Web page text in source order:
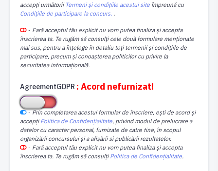
accepți următorii Termeni și condițiile acestui site împreună cu
Condițiile de participare la concurs. .
- Fară acceptul tău explicit nu vom putea finaliza și accepta
înscrierea ta. Te rugăm să consulți cele două formulare menționate
mai sus, pentru a înțelege în detaliu toți termenii și condițiile de
participare, precum și conoașterea politicilor cu privire la
securitatea informațională.
AgreementGDPR : Acord nefurnizat!
-Prin completarea acestui formular de înscriere, ești de acord și
accepți Politica de Confidențialitate, privind modul de prelucrare a
datelor cu caracter personal, furnizate de catre tine, în scopul
organizării concursului și a afișării si publicării rezultatelor.
- Fară acceptul tău explicit nu vom putea finaliza și accepta
înscrierea ta. Te rugăm să consulți Politica de Confidențialitate.